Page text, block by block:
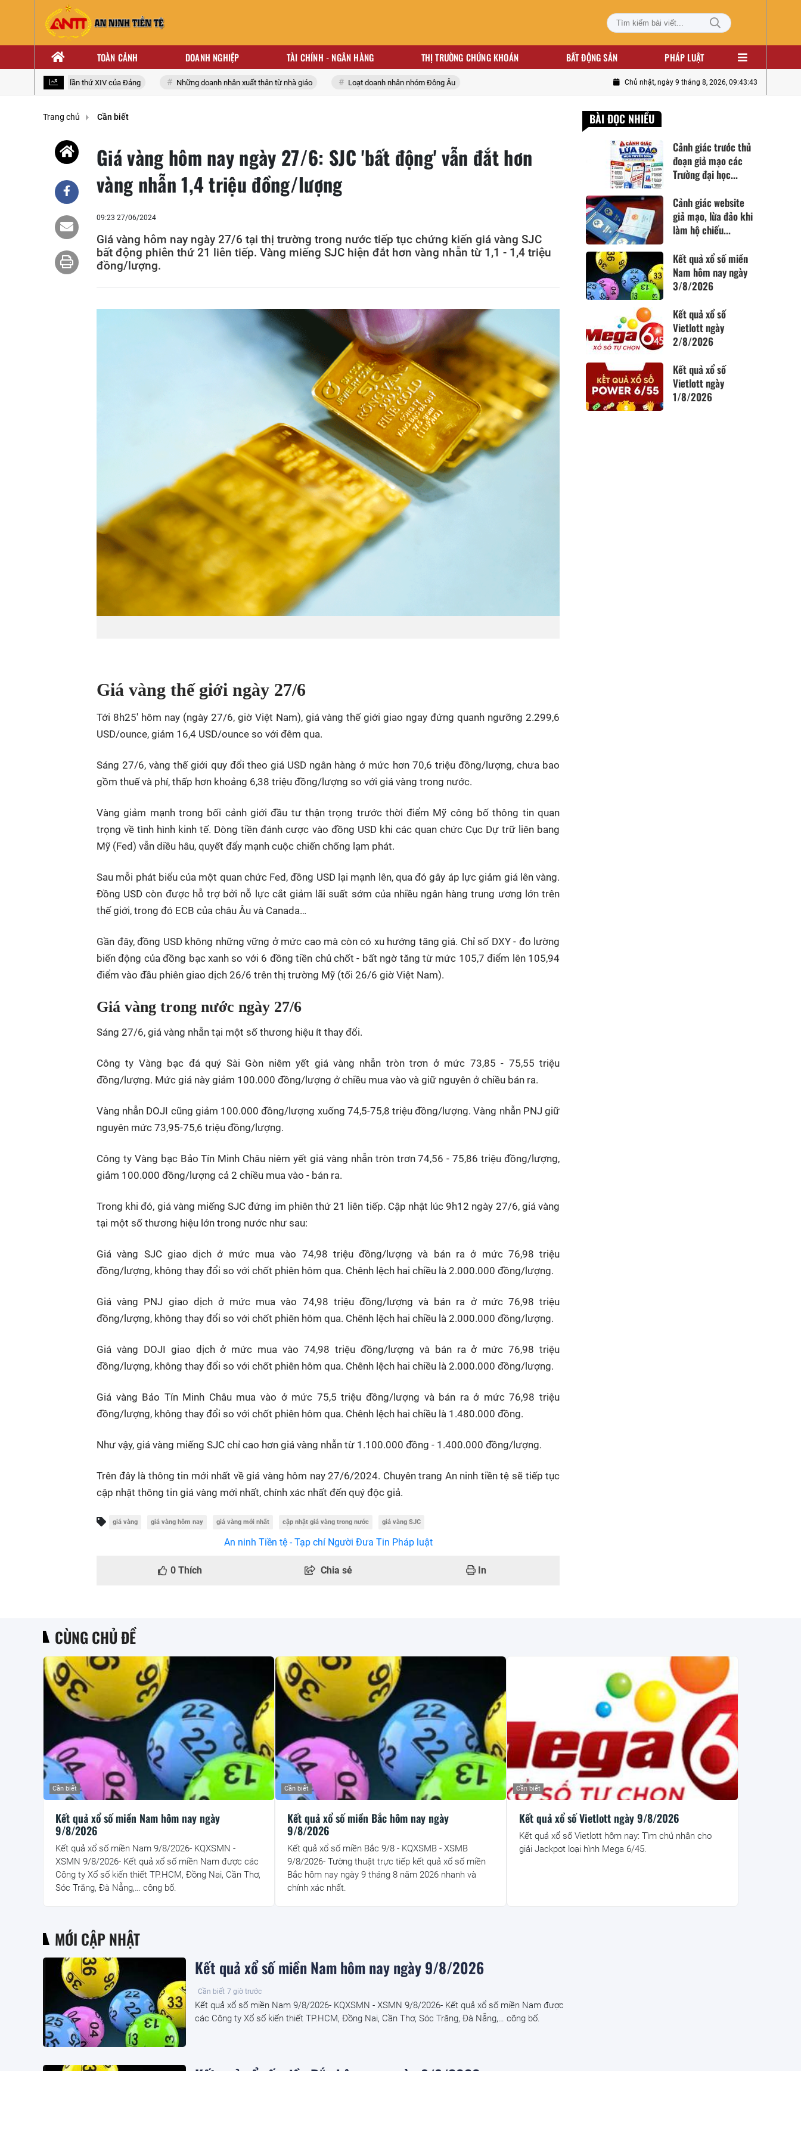
TOÀN CẢNH DOANH NGHIỆP TÀI CHÍNH - NGÂN HÀNG THỊ TRƯỜNG CHỨNG KHOÁN BẤT ĐỘNG SẢN PHÁP LUẬT
toàn quốc lần thứ XIV của Đảng Những doanh nhân xuất thân từ nhà giáo Loạt doanh nhân nhóm Đông Âu Chủ nhật, ngày 9 tháng 8, 2026, 09:43:44
Trang chủ Cần biết
Giá vàng hôm nay ngày 27/6: SJC 'bất động' vẫn đắt hơn
vàng nhẫn 1,4 triệu đồng/lượng
09:23 27/06/2024
Giá vàng hôm nay ngày 27/6 tại thị trường trong nước tiếp tục chứng kiến giá vàng SJC
bất động phiên thứ 21 liên tiếp. Vàng miếng SJC hiện đắt hơn vàng nhẫn từ 1,1 - 1,4 triệu
đồng/lượng.
Giá vàng thế giới ngày 27/6
Tới 8h25' hôm nay (ngày 27/6, giờ Việt Nam), giá vàng thế giới giao ngay đứng quanh ngưỡng 2.299,6
USD/ounce, giảm 16,4 USD/ounce so với đêm qua.
Sáng 27/6, vàng thế giới quy đổi theo giá USD ngân hàng ở mức hơn 70,6 triệu đồng/lượng, chưa bao
gồm thuế và phí, thấp hơn khoảng 6,38 triệu đồng/lượng so với giá vàng trong nước.
Vàng giảm mạnh trong bối cảnh giới đầu tư thận trọng trước thời điểm Mỹ công bố thông tin quan
trọng về tình hình kinh tế. Dòng tiền đánh cược vào đồng USD khi các quan chức Cục Dự trữ liên bang
Mỹ (Fed) vẫn diều hâu, quyết đẩy mạnh cuộc chiến chống lạm phát.
Sau mỗi phát biểu của một quan chức Fed, đồng USD lại mạnh lên, qua đó gây áp lực giảm giá lên vàng.
Đồng USD còn được hỗ trợ bởi nỗ lực cắt giảm lãi suất sớm của nhiều ngân hàng trung ương lớn trên
thế giới, trong đó ECB của châu Âu và Canada…
Gần đây, đồng USD không những vững ở mức cao mà còn có xu hướng tăng giá. Chỉ số DXY - đo lường
biến động của đồng bạc xanh so với 6 đồng tiền chủ chốt - bất ngờ tăng từ mức 105,7 điểm lên 105,94
điểm vào đầu phiên giao dịch 26/6 trên thị trường Mỹ (tối 26/6 giờ Việt Nam).
Giá vàng trong nước ngày 27/6
Sáng 27/6, giá vàng nhẫn tại một số thương hiệu ít thay đổi.
Công ty Vàng bạc đá quý Sài Gòn niêm yết giá vàng nhẫn tròn trơn ở mức 73,85 - 75,55 triệu
đồng/lượng. Mức giá này giảm 100.000 đồng/lượng ở chiều mua vào và giữ nguyên ở chiều bán ra.
Vàng nhẫn DOJI cũng giảm 100.000 đồng/lượng xuống 74,5-75,8 triệu đồng/lượng. Vàng nhẫn PNJ giữ
nguyên mức 73,95-75,6 triệu đồng/lượng.
Công ty Vàng bạc Bảo Tín Minh Châu niêm yết giá vàng nhẫn tròn trơn 74,56 - 75,86 triệu đồng/lượng,
giảm 100.000 đồng/lượng cả 2 chiều mua vào - bán ra.
Trong khi đó, giá vàng miếng SJC đứng im phiên thứ 21 liên tiếp. Cập nhật lúc 9h12 ngày 27/6, giá vàng
tại một số thương hiệu lớn trong nước như sau:
Giá vàng SJC giao dịch ở mức mua vào 74,98 triệu đồng/lượng và bán ra ở mức 76,98 triệu
đồng/lượng, không thay đổi so với chốt phiên hôm qua. Chênh lệch hai chiều là 2.000.000 đồng/lượng.
Giá vàng PNJ giao dịch ở mức mua vào 74,98 triệu đồng/lượng và bán ra ở mức 76,98 triệu
đồng/lượng, không thay đổi so với chốt phiên hôm qua. Chênh lệch hai chiều là 2.000.000 đồng/lượng.
Giá vàng DOJI giao dịch ở mức mua vào 74,98 triệu đồng/lượng và bán ra ở mức 76,98 triệu
đồng/lượng, không thay đổi so với chốt phiên hôm qua. Chênh lệch hai chiều là 2.000.000 đồng/lượng.
Giá vàng Bảo Tín Minh Châu mua vào ở mức 75,5 triệu đồng/lượng và bán ra ở mức 76,98 triệu
đồng/lượng, không thay đổi so với chốt phiên hôm qua. Chênh lệch hai chiều là 1.480.000 đồng.
Như vậy, giá vàng miếng SJC chỉ cao hơn giá vàng nhẫn từ 1.100.000 đồng - 1.400.000 đồng/lượng.
Trên đây là thông tin mới nhất về giá vàng hôm nay 27/6/2024. Chuyên trang An ninh tiền tệ sẽ tiếp tục
cập nhật thông tin giá vàng mới nhất, chính xác nhất đến quý độc giả.
giá vàng giá vàng hôm nay giá vàng mới nhất cập nhật giá vàng trong nước giá vàng SJC
An ninh Tiền tệ - Tạp chí Người Đưa Tin Pháp luật
0 Thích Chia sẻ In
BÀI ĐỌC NHIỀU
Cảnh giác trước thủ
đoạn giả mạo các
Trường đại học...
Cảnh giác website
giả mạo, lừa đảo khi
làm hộ chiếu...
Kết quả xổ số miền
Nam hôm nay ngày
3/8/2026
Kết quả xổ số
Vietlott ngày
2/8/2026
Kết quả xổ số
Vietlott ngày
1/8/2026
CÙNG CHỦ ĐỀ
Kết quả xổ số miền Nam hôm nay ngày
9/8/2026
Cần biết
Kết quả xổ số miền Nam 9/8/2026- KQXSMN -
XSMN 9/8/2026- Kết quả xổ số miền Nam được các
Công ty Xổ số kiến thiết TP.HCM, Đồng Nai, Cần Thơ,
Sóc Trăng, Đà Nẵng,… công bố.
Kết quả xổ số miền Bắc hôm nay ngày
9/8/2026
Cần biết
Kết quả xổ số miền Bắc 9/8 - KQXSMB - XSMB
9/8/2026- Tường thuật trực tiếp kết quả xổ số miền
Bắc hôm nay ngày 9 tháng 8 năm 2026 nhanh và
chính xác nhất.
Kết quả xổ số Vietlott ngày 9/8/2026
Cần biết
Kết quả xổ số Vietlott hôm nay: Tìm chủ nhân cho
giải Jackpot loại hình Mega 6/45.
MỚI CẬP NHẬT
Kết quả xổ số miền Nam hôm nay ngày 9/8/2026
Cần biết 7 giờ trước
Kết quả xổ số miền Nam 9/8/2026- KQXSMN - XSMN 9/8/2026- Kết quả xổ số miền Nam được
các Công ty Xổ số kiến thiết TP.HCM, Đồng Nai, Cần Thơ, Sóc Trăng, Đà Nẵng,… công bố.
Kết quả xổ số miền Bắc hôm nay ngày 9/8/2026